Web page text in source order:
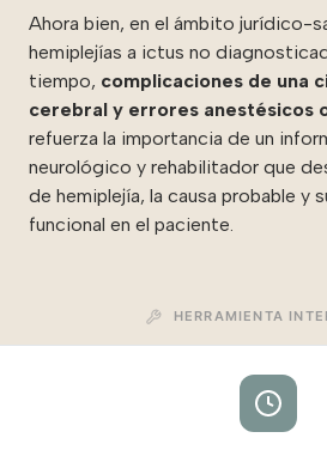
Ahora bien, en el ámbito jurídico-
hemiplejías a ictus no
tiempo, complicaciones de una
cerebral y errores anestésicos
refuerza la importancia de un
neurológico y rehabilitador que
de hemiplejía, la causa probable y
funcional en el paciente.
HERRAMIENTA